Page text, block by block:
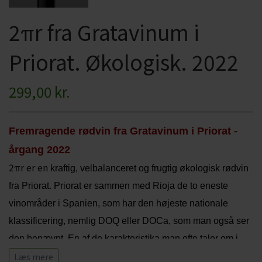
MERLOT
PINOT NOIR
CHOKOLADE, LAKRIDS ETC
CIDER
JUL OG GLØGG
2πr fra Gratavinum i
Priorat. Økologisk. 2022
299,00 kr.
Fremragende rødvin fra Gratavinum i Priorat -
årgang 2022
2πr er en kraftig, velbalanceret og frugtig økologisk rødvin
fra Priorat. Priorat er sammen med Rioja de to eneste
vinområder i Spanien, som har den højeste nationale
klassificering, nemlig DOQ eller DOCa, som man også ser
den benævnt. En af de karakteristika man ofte taler om i
forbindelse med Priorat er jordbundstypen Llicorella, som
Læs mere